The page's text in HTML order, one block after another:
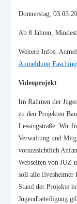
Donnerstag,
Ab 8 Jahren,
Weitere Infos,
Anmeldung
Videoprojekt
Im Rahmen der
zu den Projekten
Lessingstraße. Wir
Verwaltung und
voraussichtlich
Webseiten von JUZ
soll alle Ilvesheimer
Stand der Projekte
Jugendbeteiligung